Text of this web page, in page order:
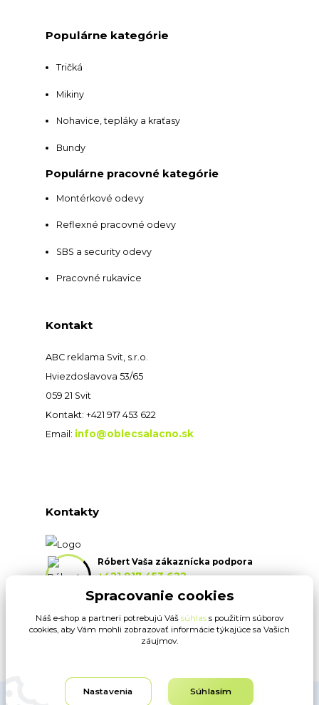
Populárne kategórie
Tričká
Mikiny
Nohavice, tepláky a kraťasy
Bundy
Populárne pracovné kategórie
Montérkové odevy
Reflexné pracovné odevy
SBS a security odevy
Pracovné rukavice
Kontakt
ABC reklama Svit, s.r.o.
Hviezdoslavova 53/65
059 21 Svit
Kontakt: +421 917 453 622
Email: info@oblecsalacno.sk
Kontakty
Róbert Vaša zákaznícka podpora
+421 917 453 622
(Po-Pia, 8:30-16:30 hod.)
info@oblecsalacno.sk
Spracovanie cookies
Náš e-shop a partneri potrebujú Váš súhlas s použitím súborov
cookies, aby Vám mohli zobrazovať informácie týkajúce sa Vašich
záujmov.
Nastavenia Súhlasím